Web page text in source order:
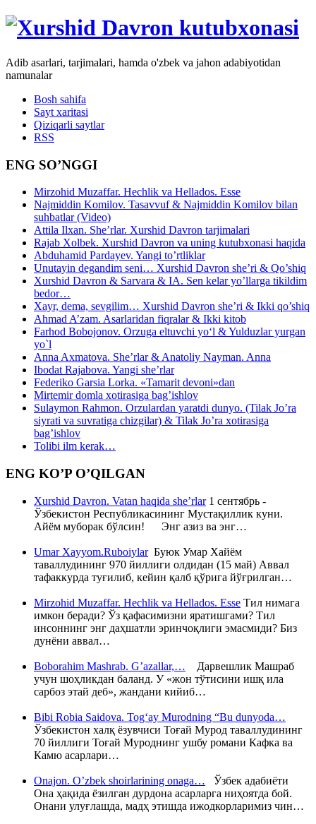
Adib asarlari, tarjimalari, hamda o'zbek va jahon adabiyotidan
namunalar
Bosh sahifa
Sayt xaritasi
Qiziqarli saytlar
RSS
ENG SO’NGGI
Mirzohid Muzaffar. Hechlik va Hellados. Esse
Najmiddin Komilov. Tasavvuf & Najmiddin Komilov bilan
suhbatlar (Video)
Attila Ilxan. She’rlar. Xurshid Davron tarjimalari
Rajab Xolbek. Xurshid Davron va uning kutubxonasi haqida
Abduhamid Pardayev. Yangi to’rtliklar
Unutayin degandim seni… Xurshid Davron she’ri & Qo’shiq
Xurshid Davron & Sarvara & IA. Sen kelar yo’llarga tikildim
bedor…
Xayr, dema, sevgilim… Xurshid Davron she’ri & Ikki qo’shiq
Ahmad A’zam. Asarlaridan fiqralar & Ikki kitob
Farhod Bobojonov. Orzuga eltuvchi yo‘l & Yulduzlar yurgan
yo`l
Anna Axmatova. She’rlar & Anatoliy Nayman. Anna
Ibodat Rajabova. Yangi she’rlar
Federiko Garsia Lorka. «Tamarit devoni»dan
Mirtemir domla xotirasiga bag’ishlov
Sulaymon Rahmon. Orzulardan yaratdi dunyo. (Tilak Jo’ra
siyrati va suvratiga chizgilar) & Tilak Jo’ra xotirasiga
bag’ishlov
Tolibi ilm kerak…
ENG KO’P O’QILGAN
Xurshid Davron. Vatan haqida she’rlar1 сентябрь -
Ўзбекистон Республикасининг Мустақиллик куни.
Айём муборак бўлсин! Энг азиз ва энг…
Umar Xayyom.RuboiylarБуюк Умар Хайём
таваллудининг 970 йиллиги олдидан (15 май) Аввал
тафаккурда туғилиб, кейин қалб қўрига йўғрилган…
Mirzohid Muzaffar. Hechlik va Hellados. Esse Тил нимага
имкон беради? Ўз қафасимизни яратишгами? Тил
инсоннинг энг даҳшатли эринчоқлиги эмасмиди? Биз
дунёни аввал…
Boborahim Mashrab. G’azallar,… Дарвешлик Машраб
учун шоҳликдан баланд. У «жон тўтисини ишқ ила
сарбоз этай деб», жандани кийиб…
Bibi Robia Saidova. Tog‘ay Murodning “Bu dunyoda…
Ўзбекистон халқ ёзувчиси Тоғай Мурод таваллудининг
70 йиллиги Тоғай Муроднинг ушбу романи Кафка ва
Камю асарлари…
Onajon. O’zbek shoirlarining onaga… Ўзбек адабиёти
Она ҳақида ёзилган дурдона асарларга ниҳоятда бой.
Онани улуғлашда, мадҳ этишда ижодкорларимиз чин…